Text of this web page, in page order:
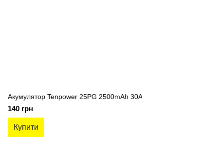
Акумулятор Tenpower 25PG 2500mAh 30A
140 грн
Купити